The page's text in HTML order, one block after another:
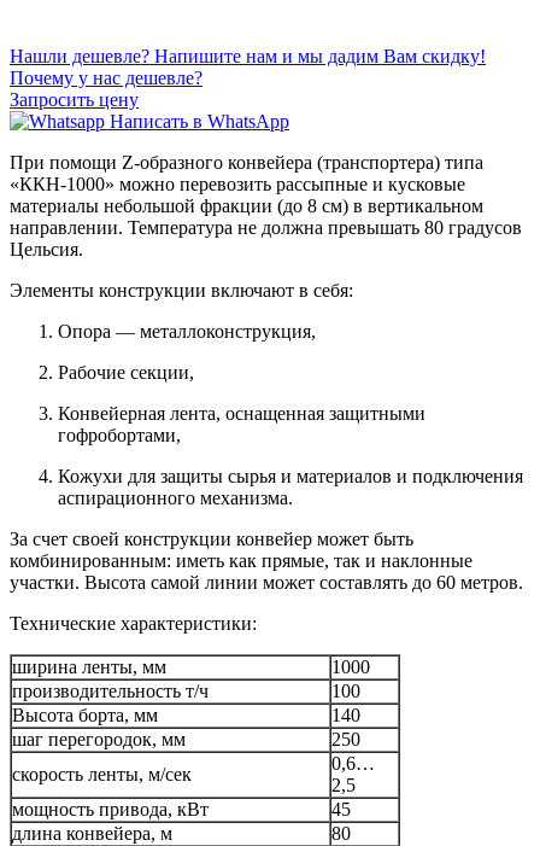
Нашли дешевле? Напишите нам и мы дадим Вам скидку!
Почему у нас дешевле?
Запросить цену
Написать в WhatsApp
При помощи Z-образного конвейера (транспортера) типа
«ККН-1000» можно перевозить рассыпные и кусковые
материалы небольшой фракции (до 8 см) в вертикальном
направлении. Температура не должна превышать 80 градусов
Цельсия.
Элементы конструкции включают в себя:
Опора — металлоконструкция,
Рабочие секции,
Конвейерная лента, оснащенная защитными
гофробортами,
Кожухи для защиты сырья и материалов и подключения
аспирационного механизма.
За счет своей конструкции конвейер может быть
комбинированным: иметь как прямые, так и наклонные
участки. Высота самой линии может составлять до 60 метров.
Технические характеристики:
ширина ленты, мм
1000
производительность т/ч
100
Высота борта, мм
140
шаг перегородок, мм
250
скорость ленты, м/сек
0,6…
2,5
мощность привода, кВт
45
длина конвейера, м
80